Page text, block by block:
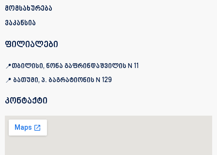
მომსახურება
ვაკანსია
ფილიალები
📍თბილისი, ნონა გაფრინდაშვილის N 11
📍 ბათუმი, პ. ბაგრატიონის N 129
კონტაქტი